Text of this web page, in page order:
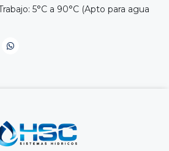
5°C a 90°C (Apto para agua